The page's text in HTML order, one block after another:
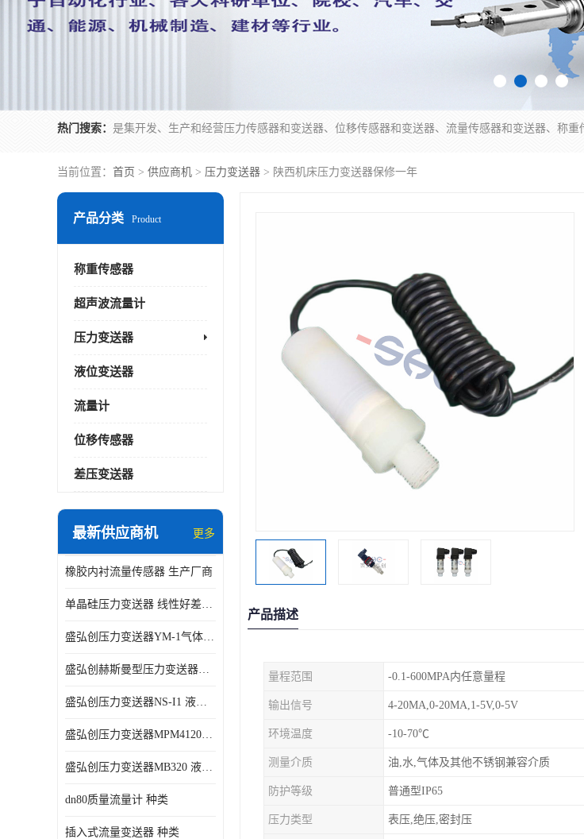
热门搜索：
当前位置： 首页 > 供应商机 > 压力变送器 > 陕西机床压力变送器保修一年
产品分类 Product
称重传感器
超声波流量计
压力变送器
液位变送器
流量计
位移传感器
差压变送器
最新供应商机 更多
橡胶内衬流量传感器 生产厂商
单晶硅压力变送器 线性好差压变送器
盛弘创压力变送器YM-1气体压力传感器负压计
盛弘创赫斯曼型压力变送器HG200 液体压力传感器负压计
盛弘创压力变送器NS-I1 液体压力传感器负压计
盛弘创压力变送器MPM4120C 液体压力传感器负压计
盛弘创压力变送器MB320 液体压力传感器负压计
dn80质量流量计 种类
插入式流量变送器 种类
产品描述
量程范围 -0.1-600MPA内任意量程
输出信号 4-20MA,0-20MA,1-5V,0-5V
环境温度 -10-70℃
测量介质 油,水,气体及其他不锈钢兼容介质
防护等级 普通型IP65
压力类型 表压,绝压,密封压